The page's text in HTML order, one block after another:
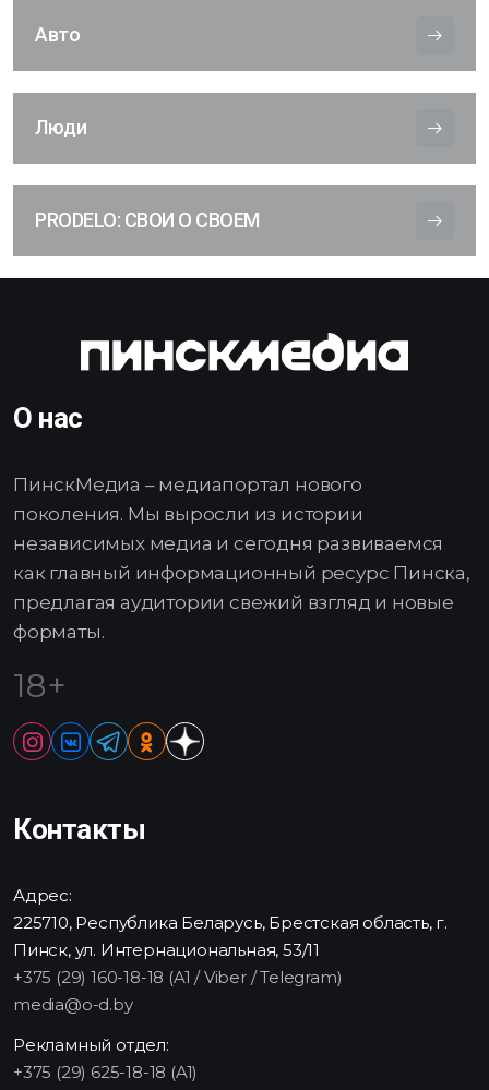
Авто
Люди
PRODELO: СВОИ О СВОЕМ
О нас
ПинскМедиа – медиапортал нового
поколения. Мы выросли из истории
независимых медиа и сегодня развиваемся
как главный информационный ресурс Пинска,
предлагая аудитории свежий взгляд и новые
форматы.
18+
Контакты
Адрес:
225710, Республика Беларусь, Брестская область, г.
Пинск, ул. Интернациональная, 53/11
+375 (29) 160-18-18 (A1 / Viber / Telegram)
media@o-d.by
Рекламный отдел:
+375 (29) 625-18-18 (A1)